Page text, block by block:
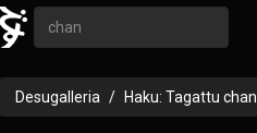
Desugalleria Haku: Tagattu chan